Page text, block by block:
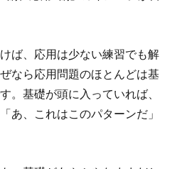
ば、応用は少ない練習でも解
なら応用問題のほとんどは基
。基礎が頭に入っていれば、
あ、これはこのパターンだ」